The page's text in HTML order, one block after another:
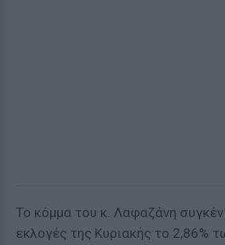
Το κόμμα του κ. Λαφαζάνη
εκλογές της Κυριακής το 2,86%